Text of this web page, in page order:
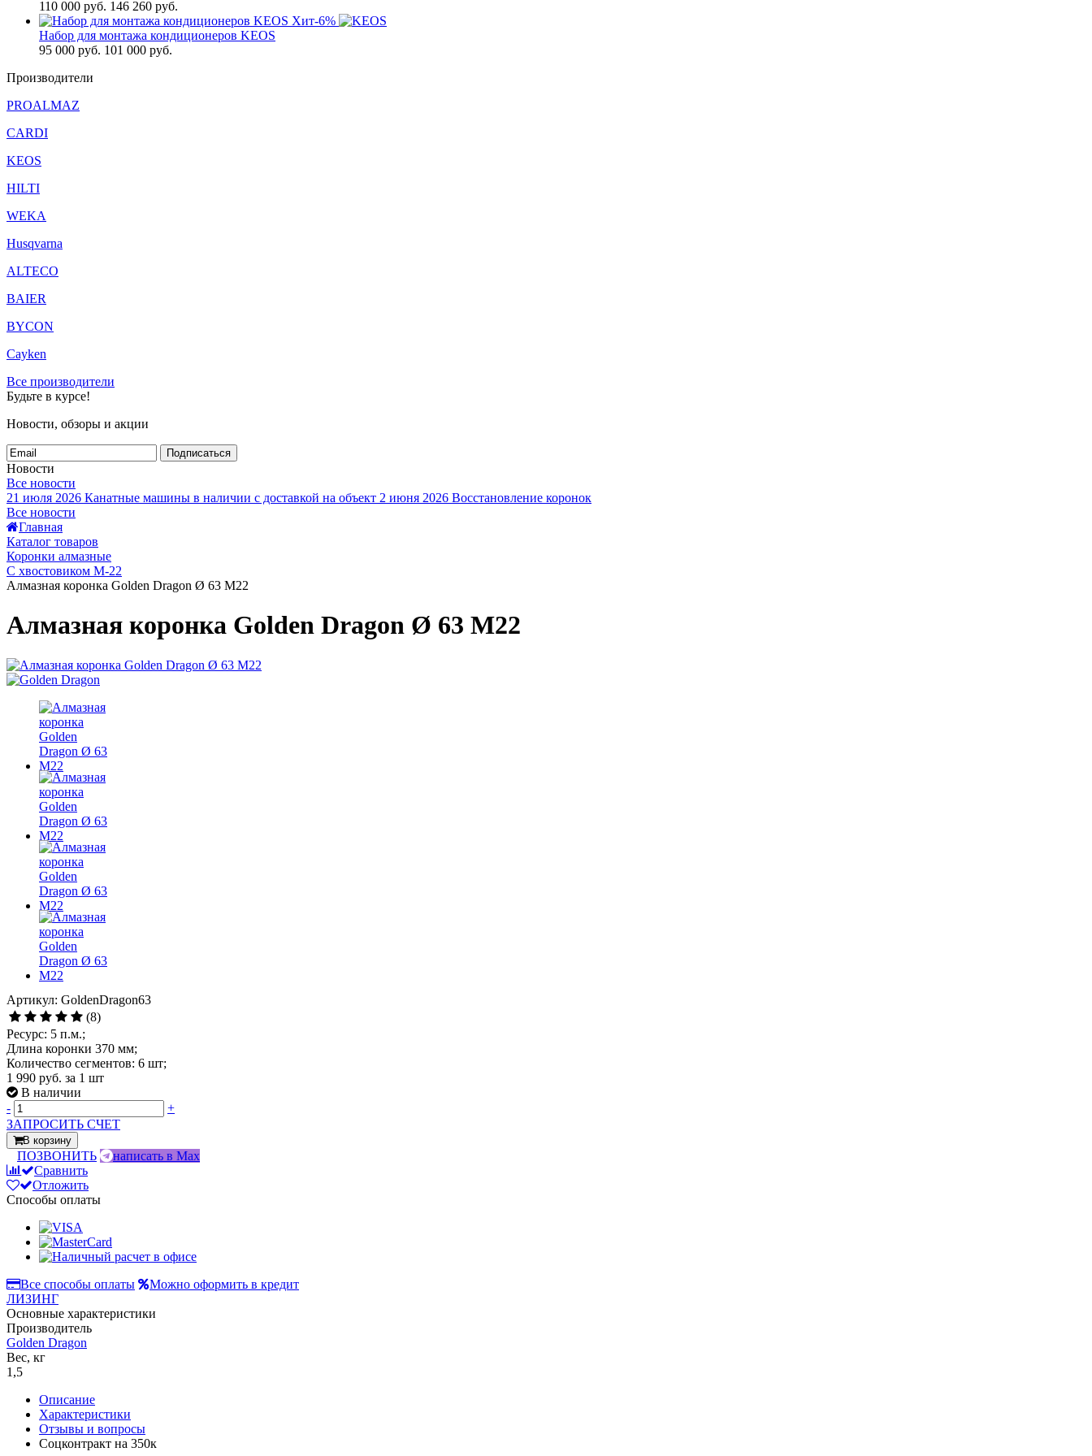
110 000 руб. 146 260 руб.
Хит-6%
Набор для монтажа кондиционеров KEOS
95 000 руб. 101 000 руб.
Производители
PROALMAZ
CARDI
KEOS
HILTI
WEKA
Husqvarna
ALTECO
BAIER
BYCON
Cayken
Все производители
Будьте в курсе!
Новости, обзоры и акции
Подписаться
Новости
Все новости
21 июля 2026 Канатные машины в наличии с доставкой на объект 2 июня 2026 Восстановление коронок
Все новости
Главная
Каталог товаров
Коронки алмазные
С хвостовиком М-22
Алмазная коронка Golden Dragon Ø 63 М22
Алмазная коронка Golden Dragon Ø 63 М22
Артикул: GoldenDragon63
(8)
Ресурс: 5 п.м.;
Длина коронки 370 мм;
Количество сегментов: 6 шт;
1 990 руб. за 1 шт
В наличии
-
+
ЗАПРОСИТЬ СЧЕТ
В корзину
ПОЗВОНИТЬ
написать в Max
Сравнить
Отложить
Способы оплаты
Все способы оплаты
Можно оформить в кредит
ЛИЗИНГ
Основные характеристики
Производитель
Golden Dragon
Вес, кг
1,5
Описание
Характеристики
Отзывы и вопросы
Соцконтракт на 350к